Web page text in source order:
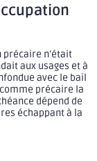
précaire n’était
aux usages et à
avec le bail
précaire la
dépend de
échappant à la